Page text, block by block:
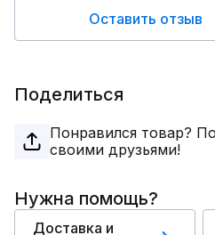
Оставить отзыв
Поделиться
Понравился товар?
своими друзьями!
Нужна помощь?
Доставка и